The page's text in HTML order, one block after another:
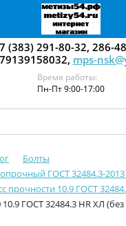
(383) 291-80-32, 286-
mps-
Время работы:
Пн-Пт 9:00-17:00
Болты
ГОСТ 32484.3-2013
прочности 10.9 ГОСТ
ГОСТ 32484.3 HR ХЛ